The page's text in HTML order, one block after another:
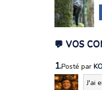
💬 VOS
1.Posté par
J'ai